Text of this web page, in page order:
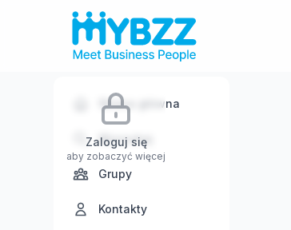
Zaloguj się
aby zobaczyć więcej
Strona główna
Wyszukaj
Grupy
Kontakty